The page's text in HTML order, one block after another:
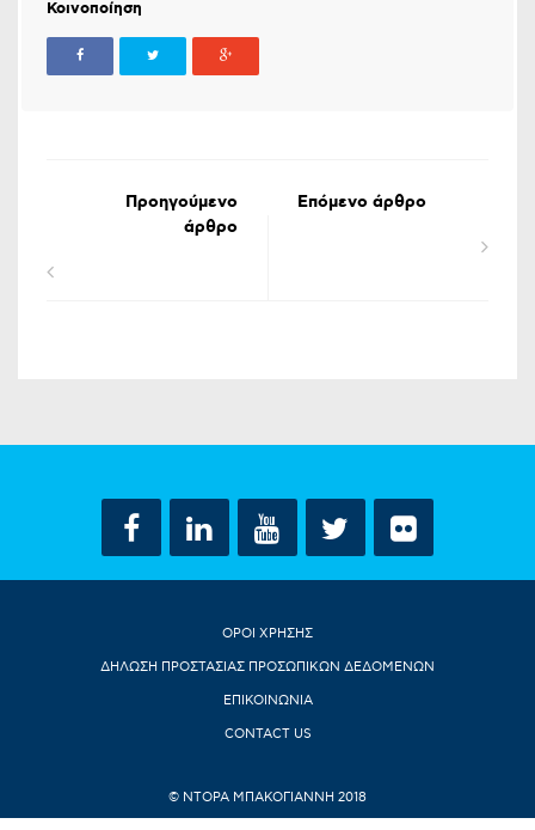
Κοινοποίηση
Προηγούμενο
άρθρο
Επόμενο άρθρο
ΟΡΟΙ ΧΡΗΣΗΣ
ΔΗΛΩΣΗ ΠΡΟΣΤΑΣΙΑΣ ΠΡΟΣΩΠΙΚΩΝ ΔΕΔΟΜΕΝΩΝ
ΕΠΙΚΟΙΝΩΝΙΑ
CONTACT US
© ΝΤΟΡΑ ΜΠΑΚΟΓΙΑΝΝΗ 2018